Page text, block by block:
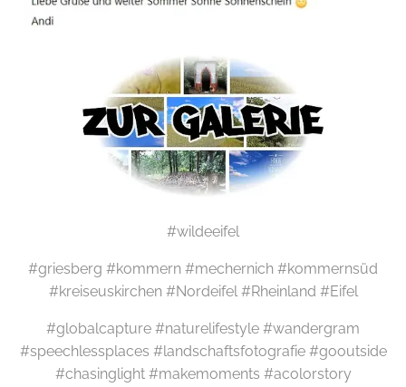
#wildeeifel
#griesberg #kommern #mechernich #kommernsüd
#kreiseuskirchen #Nordeifel #Rheinland #Eifel
#globalcapture #naturelifestyle #wandergram
#speechlessplaces #landschaftsfotografie #gooutside
#chasinglight #makemoments #acolorstory